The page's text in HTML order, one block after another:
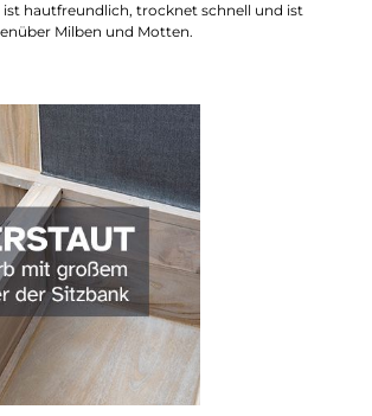
hautfreundlich, trocknet schnell und ist
Milben und Motten.